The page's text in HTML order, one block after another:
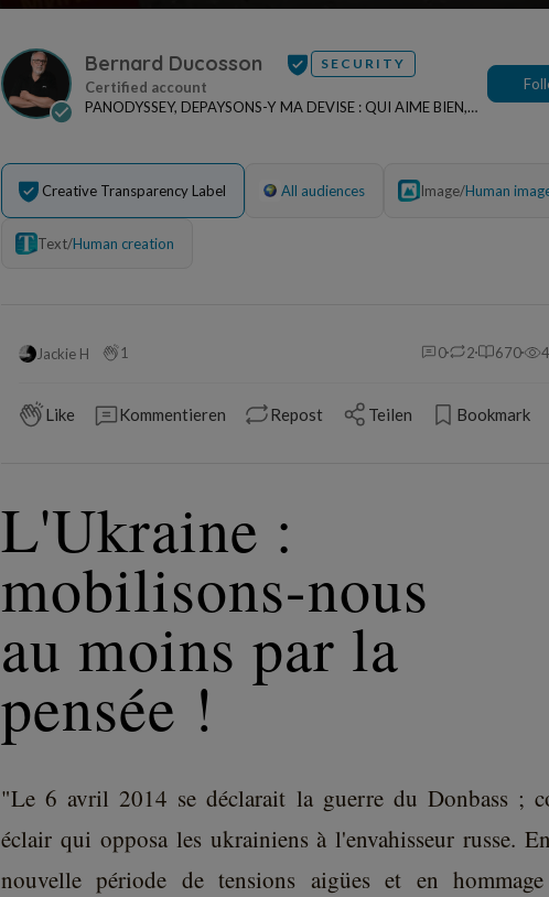
Bernard Ducosson SECURITY
PANODYSSEY, DEPAYSONS-Y MA DEVISE : QUI AIME BIEN,
Creative Transparency Label All audiences Image/Human
Text/Human creation
Jackie H 1 0 2 670
Like Kommentieren Repost Teilen Bookmark
L'Ukraine :
mobilisons-nous
au moins par la
pensée !
"Le 6 avril 2014 se déclarait la guerre du Donbass ;
éclair qui opposa les ukrainiens à l'envahisseur russe.
nouvelle période de tensions aigües et en